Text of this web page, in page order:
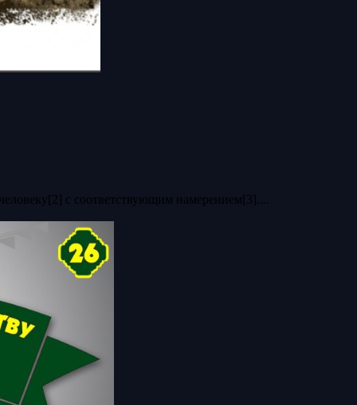
с соответствующим намерением[3]....